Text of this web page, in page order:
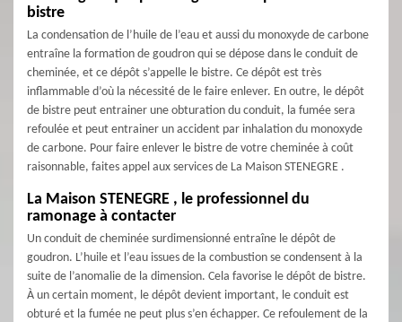
bistre
La condensation de l’huile de l’eau et aussi du monoxyde de carbone
entraîne la formation de goudron qui se dépose dans le conduit de
cheminée, et ce dépôt s’appelle le bistre. Ce dépôt est très
inflammable d’où la nécessité de le faire enlever. En outre, le dépôt
de bistre peut entrainer une obturation du conduit, la fumée sera
refoulée et peut entrainer un accident par inhalation du monoxyde
de carbone. Pour faire enlever le bistre de votre cheminée à coût
raisonnable, faites appel aux services de La Maison STENEGRE .
La Maison STENEGRE , le professionnel du
ramonage à contacter
Un conduit de cheminée surdimensionné entraîne le dépôt de
goudron. L’huile et l’eau issues de la combustion se condensent à la
suite de l’anomalie de la dimension. Cela favorise le dépôt de bistre.
À un certain moment, le dépôt devient important, le conduit est
obturé et la fumée ne peut plus s’en échapper. Ce refoulement de la